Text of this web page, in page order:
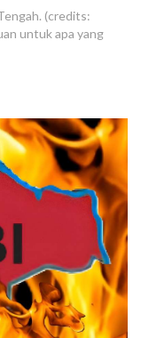
(credits:
untuk apa yang